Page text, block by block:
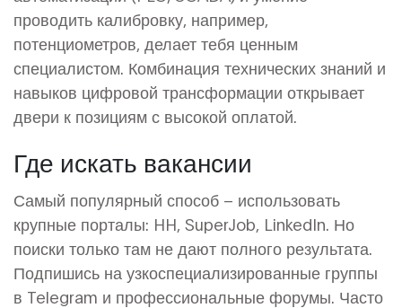
проводить калибровку, например,
потенциометров, делает тебя ценным
специалистом. Комбинация технических знаний и
навыков цифровой трансформации открывает
двери к позициям с высокой оплатой.
Где искать вакансии
Самый популярный способ – использовать
крупные порталы: HH, SuperJob, LinkedIn. Но
поиски только там не дают полного результата.
Подпишись на узкоспециализированные группы
в Telegram и профессиональные форумы. Часто